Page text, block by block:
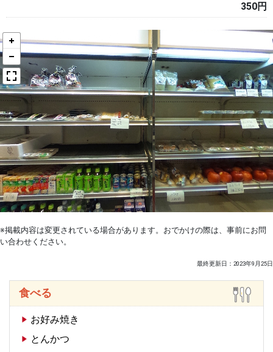
350円
※掲載内容は変更されている場合があります。おでかけの際は、事前にお問
い合わせください。
最終更新日：2023年9月25日
食べる
お好み焼き
とんかつ